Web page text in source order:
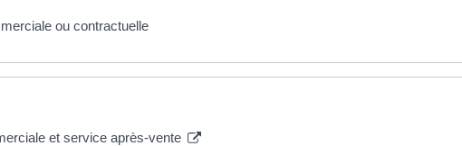
ou contractuelle
et service après-vente